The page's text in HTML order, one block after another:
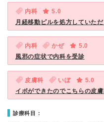
内科
5.0
月経移動ピルを処方していただ
内科 かぜ
5.0
風邪の症状で内科を受診
皮膚科 いぼ
5.0
イボができたのでこちらの皮膚
診療科目：